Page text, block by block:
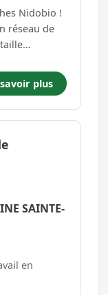
Nidobio !
au cœur de
plus
SAINTE-
en